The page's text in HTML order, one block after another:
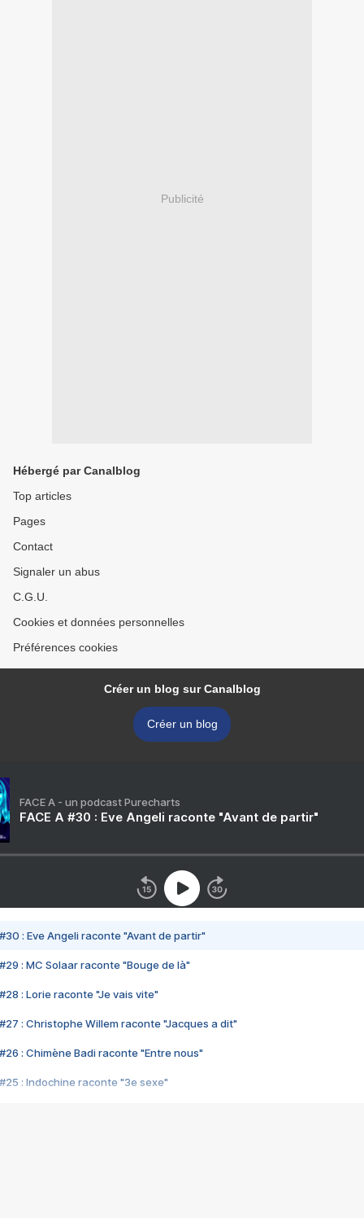
Publicité
Hébergé par Canalblog
Top articles
Pages
Contact
Signaler un abus
C.G.U.
Cookies et données personnelles
Préférences cookies
Créer un blog sur Canalblog
Créer un blog
FACE A - un podcast Purecharts
FACE A #30 : Eve Angeli raconte "Avant de partir"
#30 : Eve Angeli raconte "Avant de partir"
#29 : MC Solaar raconte "Bouge de là"
#28 : Lorie raconte "Je vais vite"
#27 : Christophe Willem raconte "Jacques a dit"
#26 : Chimène Badi raconte "Entre nous"
#25 : Indochine raconte "3e sexe"